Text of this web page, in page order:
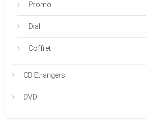
Promo
Dial
Coffret
CD Etrangers
DVD